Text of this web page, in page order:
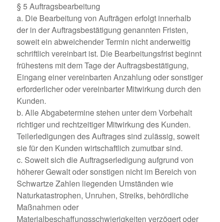
§ 5 Auftragsbearbeitung
a. Die Bearbeitung von Aufträgen erfolgt innerhalb
der in der Auftragsbestätigung genannten Fristen,
soweit ein abweichender Termin nicht anderweitig
schriftlich vereinbart ist. Die Bearbeitungsfrist beginnt
frühestens mit dem Tage der Auftragsbestätigung,
Eingang einer vereinbarten Anzahlung oder sonstiger
erforderlicher oder vereinbarter Mitwirkung durch den
Kunden.
b. Alle Abgabetermine stehen unter dem Vorbehalt
richtiger und rechtzeitiger Mitwirkung des Kunden.
Teilerledigungen des Auftrages sind zulässig, soweit
sie für den Kunden wirtschaftlich zumutbar sind.
c. Soweit sich die Auftragserledigung aufgrund von
höherer Gewalt oder sonstigen nicht im Bereich von
Schwartze Zahlen liegenden Umständen wie
Naturkatastrophen, Unruhen, Streiks, behördliche
Maßnahmen oder
Materialbeschaffungsschwierigkeiten verzögert oder